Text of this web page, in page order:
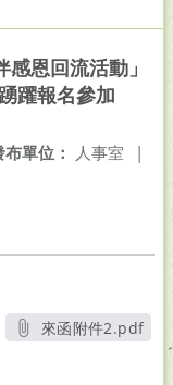
恩回流活動」
躍報名參加
布單位： 人事室 |
來函附件2.pdf